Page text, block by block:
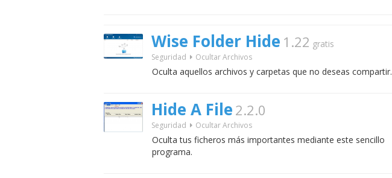
Wise Folder Hide 1.22 gratis
Seguridad Ocultar Archivos
Oculta aquellos archivos y carpetas que no deseas compartir.
Hide A File 2.2.0
Seguridad Ocultar Archivos
Oculta tus ficheros más importantes mediante este sencillo
programa.